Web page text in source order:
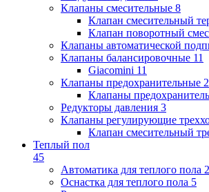
Клапаны cмесительные 8
Клапан cмесительный
Клапан поворотный
Клапаны автоматической
Клапаны балансировочные 11
Giacomini 11
Клапаны предохранительные
Клапаны
Редукторы давления 3
Клапаны регулирующие
Клапан смесительный
Теплый пол
45
Автоматика для теплого пола 2
Оснастка для теплого пола 5